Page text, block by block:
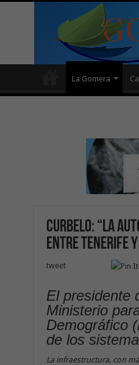
La Gomera
Curbelo: “La
entre Tenerife y
tweet
El presidente
Ministerio
Demográfico
de los
La infraestructura, con